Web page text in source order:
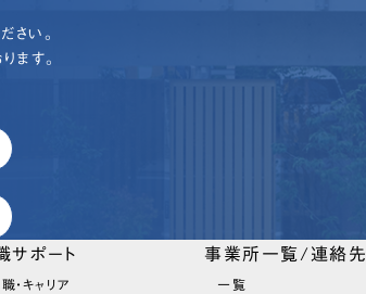
さい。
ます。
サポート
・キャリア
事業所一覧/連絡先
一覧